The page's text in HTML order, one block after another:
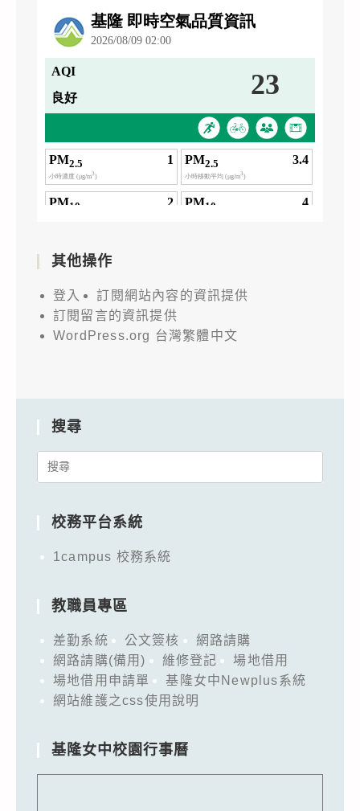
其他操作
登入
訂閱網站內容的資訊提供
訂閱留言的資訊提供
WordPress.org 台灣繁體中文
搜尋
Search
校務平台系統
1campus 校務系統
教職員專區
差勤系統 公文簽核
網路請購
網路請購(備用)
維修登記
場地借用
場地借用申請單
基隆女中Newplus系統
網站維護之css使用說明
基隆女中校園行事曆